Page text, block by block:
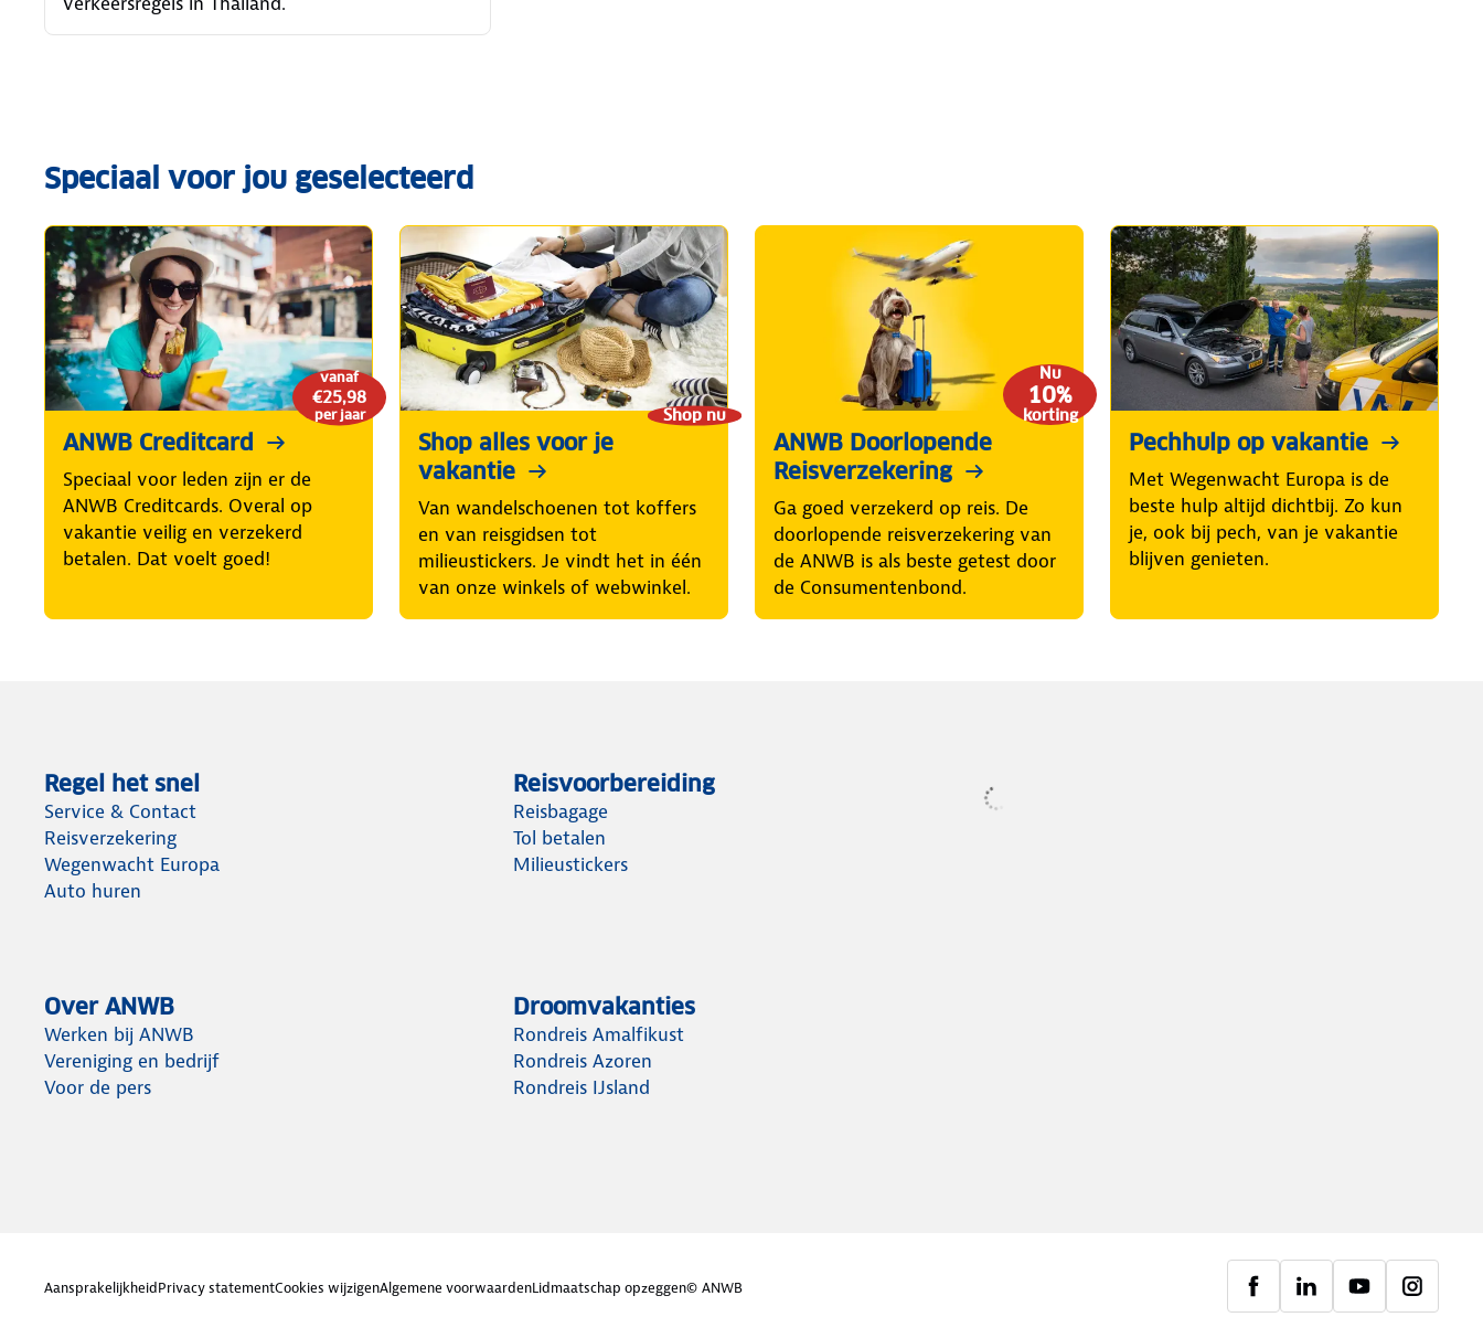
Speciaal voor jou geselecteerd
vanaf
€25,98
per jaar
ANWB Creditcard
Speciaal voor leden zijn er de
ANWB Creditcards. Overal op
vakantie veilig en verzekerd
betalen. Dat voelt goed!
Shop nu
Shop alles voor je
vakantie
Van wandelschoenen tot koffers
en van reisgidsen tot
milieustickers. Je vindt het in één
van onze winkels of webwinkel.
Nu
10%
korting
ANWB Doorlopende
Reisverzekering
Ga goed verzekerd op reis. De
doorlopende reisverzekering van
de ANWB is als beste getest door
de Consumentenbond.
Pechhulp op vakantie
Met Wegenwacht Europa is de
beste hulp altijd dichtbij. Zo kun
je, ook bij pech, van je vakantie
blijven genieten.
Regel het snel
Service & Contact
Reisverzekering
Wegenwacht Europa
Auto huren
Reisvoorbereiding
Reisbagage
Tol betalen
Milieustickers
Over ANWB
Werken bij ANWB
Vereniging en bedrijf
Voor de pers
Droomvakanties
Rondreis Amalfikust
Rondreis Azoren
Rondreis IJsland
AansprakelijkheidPrivacy statementCookies wijzigenAlgemene voorwaardenLidmaatschap opzeggen© ANWB